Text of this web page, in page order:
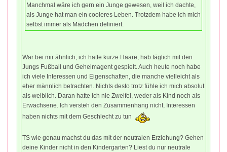
Manchmal wäre ich gern ein Junge gewesen, weil ich dachte,
als Junge hat man ein cooleres Leben. Trotzdem habe ich mich
selbst immer als Mädchen definiert.
War bei mir ähnlich, ich hatte kurze Haare, hab täglich mit den
Jungs Fußball und Geheimagent gespielt. Auch heute noch habe
ich viele Interessen und Eigenschaften, die manche vielleicht als
eher männlich betrachten. Nichts desto trotz fühle ich mich absolut
als weiblich. Daran hatte ich nie Zweifel, weder als Kind noch als
Erwachsene. Ich versteh den Zusammenhang nicht, Interessen
haben nichts mit dem Geschlecht zu tun
TS wie genau machst du das mit der neutralen Erziehung? Gehen
deine Kinder nicht in den Kindergarten? Liest du nur neutrale